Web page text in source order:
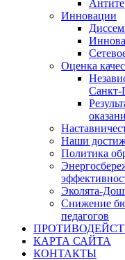
Инновации
Оценка
Санкт-
Наши
Политика
Эколята-
Снижение
педагогов
КАРТА САЙТА
КОНТАКТЫ